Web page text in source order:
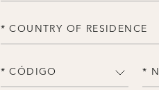
* COUNTRY OF RESIDENCE
* CÓDIGO *